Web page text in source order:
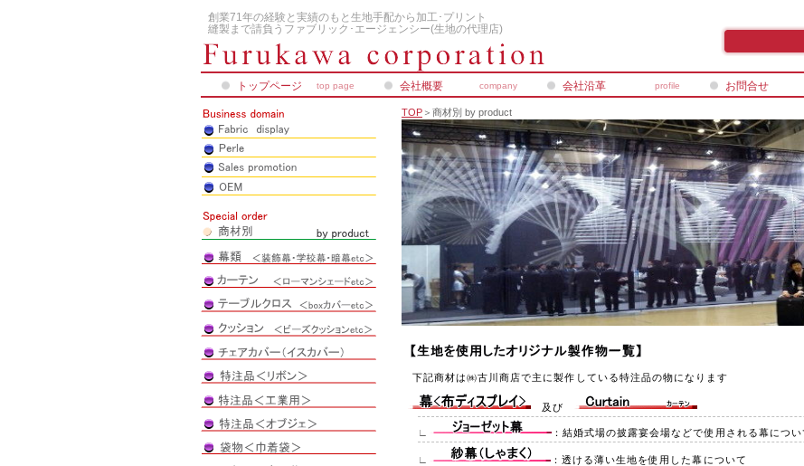
創業71年の経験と実績のもと生地手配から加工･プリント
縫製まで請負うファブリック･エージェンシー(生地の代理店)
TOP ＞商材別 by product
下記商材は㈱古川商店で主に製作している特注品の物になります
及び
∟ ：結婚式場の披露宴会場などで使用される幕につい
∟ ：透ける薄い生地を使用した幕について
top page
トップページ company
会社概要 profile
会社沿革 お問合せ